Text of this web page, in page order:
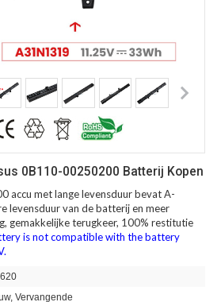
0B110-00250200 Batterij Kopen
accu met lange levensduur bevat A-
levensduur van de batterij en meer
gemakkelijke terugkeer, 100% restitutie
is not compatible with the battery
Vervangende